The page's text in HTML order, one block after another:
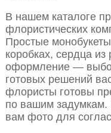
В нашем каталоге
флористических
Простые
коробках, сердца из
оформление —
готовых решений
флористы готовы
по вашим
вам фото для